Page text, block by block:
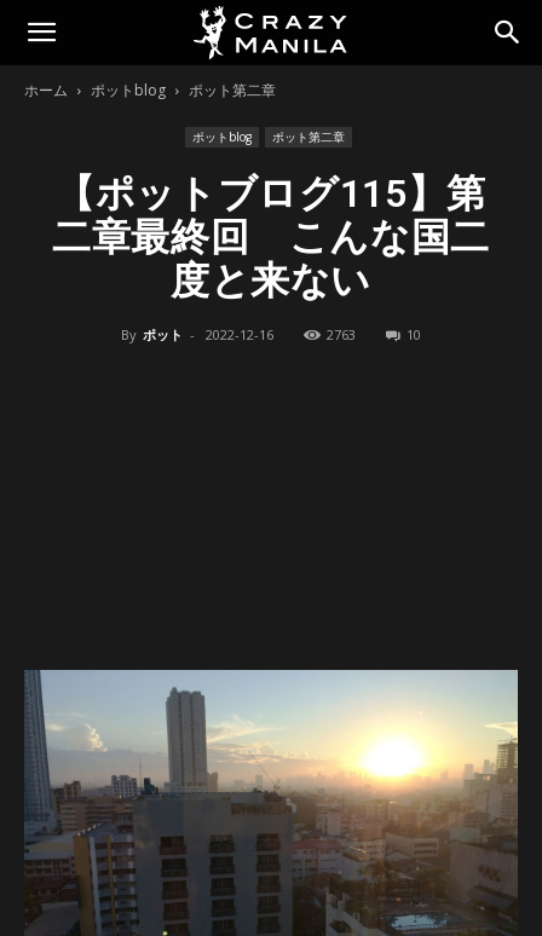
ホーム ポットblog ポット第二章
ポットblog ポット第二章
【ポットブログ115】第
二章最終回 こんな国二
度と来ない
By ポット - 2022-12-16 2763 10